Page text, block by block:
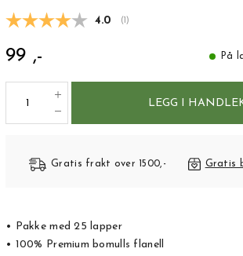
Gjennomsnittskarakter:
4.0 ( stemmer:
)
99 ,- På
LEGG I
Gratis frakt over 1500,- Gratis
• Pakke med 25 lapper
• 100% Premium bomulls flanell